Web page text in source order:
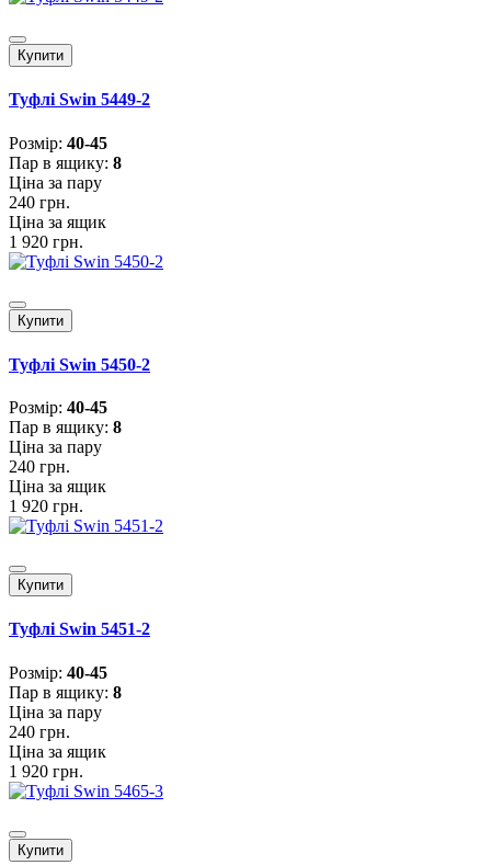
Купити
Туфлі Swin 5449-2
Розмiр: 40-45
Пар в ящику: 8
Ціна за пару
240 грн.
Ціна за ящик
1 920 грн.
Купити
Туфлі Swin 5450-2
Розмiр: 40-45
Пар в ящику: 8
Ціна за пару
240 грн.
Ціна за ящик
1 920 грн.
Купити
Туфлі Swin 5451-2
Розмiр: 40-45
Пар в ящику: 8
Ціна за пару
240 грн.
Ціна за ящик
1 920 грн.
Купити